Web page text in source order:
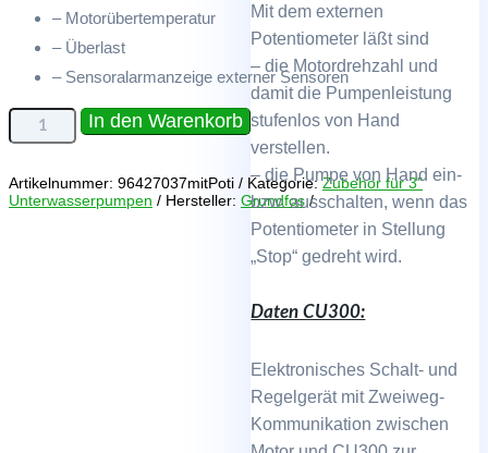
– Motorübertemperatur
– Überlast
– Sensoralarmanzeige externer Sensoren
Steuereinheit
CU300
SQE
Pumpen
In den Warenkorb
Artikelnummer: 96427037mitPoti Kategorie:Zubehör für 3"
Unterwasserpumpen
Hersteller: Grundfos
Mit dem externen
Potentiometer läßt sind
– die Motordrehzahl und
damit die Pumpenleistung
stufenlos von Hand
verstellen.
– die Pumpe von Hand ein-
bzw. ausschalten, wenn das
Potentiometer in Stellung
„Stop“ gedreht wird.
Daten CU300:
Elektronisches Schalt- und
Regelgerät mit Zweiweg-
Kommunikation zwischen